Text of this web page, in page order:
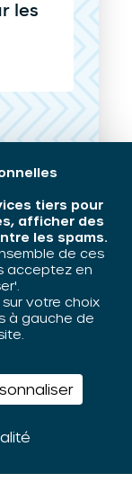
les
8h30 à
la
tiers pour
afficher des
les spams.
de ces
acceptez en
votre choix
à gauche de